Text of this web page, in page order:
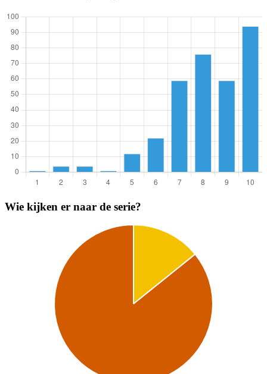
Wie kijken er naar de serie?